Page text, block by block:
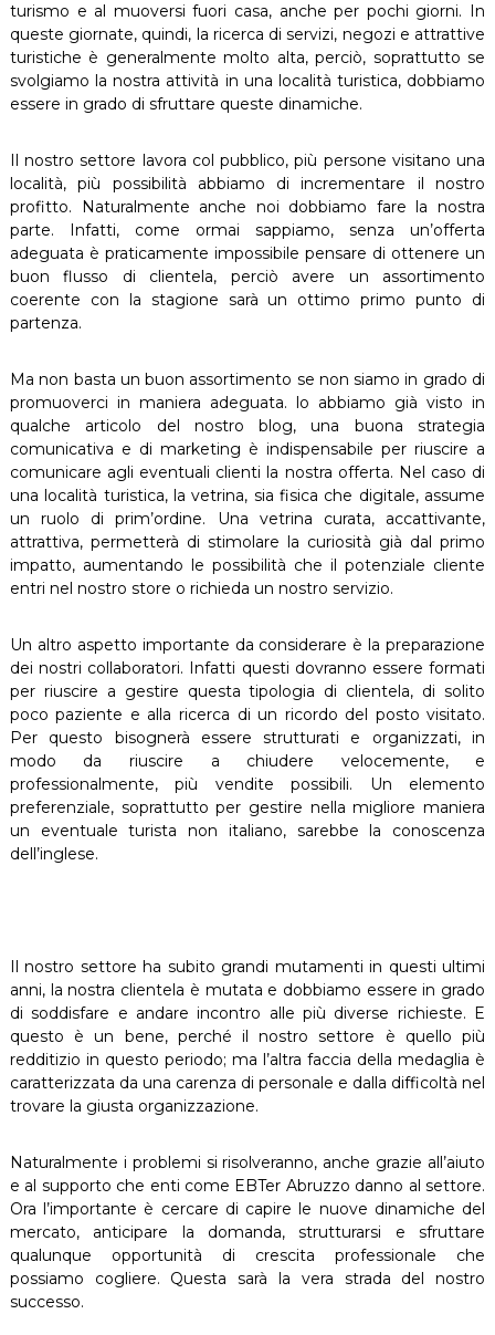
turismo e al muoversi fuori casa, anche per pochi giorni. In
queste giornate, quindi, la ricerca di servizi, negozi e attrattive
turistiche è generalmente molto alta, perciò, soprattutto se
svolgiamo la nostra attività in una località turistica, dobbiamo
essere in grado di sfruttare queste dinamiche.
Il nostro settore lavora col pubblico, più persone visitano una
località, più possibilità abbiamo di incrementare il nostro
profitto. Naturalmente anche noi dobbiamo fare la nostra
parte. Infatti, come ormai sappiamo, senza un’offerta
adeguata è praticamente impossibile pensare di ottenere un
buon flusso di clientela, perciò avere un assortimento
coerente con la stagione sarà un ottimo primo punto di
partenza.
Ma non basta un buon assortimento se non siamo in grado di
promuoverci in maniera adeguata. lo abbiamo già visto in
qualche articolo del nostro blog, una buona strategia
comunicativa e di marketing è indispensabile per riuscire a
comunicare agli eventuali clienti la nostra offerta. Nel caso di
una località turistica, la vetrina, sia fisica che digitale, assume
un ruolo di prim’ordine. Una vetrina curata, accattivante,
attrattiva, permetterà di stimolare la curiosità già dal primo
impatto, aumentando le possibilità che il potenziale cliente
entri nel nostro store o richieda un nostro servizio.
Un altro aspetto importante da considerare è la preparazione
dei nostri collaboratori. Infatti questi dovranno essere formati
per riuscire a gestire questa tipologia di clientela, di solito
poco paziente e alla ricerca di un ricordo del posto visitato.
Per questo bisognerà essere strutturati e organizzati, in
modo da riuscire a chiudere velocemente, e
professionalmente, più vendite possibili. Un elemento
preferenziale, soprattutto per gestire nella migliore maniera
un eventuale turista non italiano, sarebbe la conoscenza
dell’inglese.
Il nostro settore ha subito grandi mutamenti in questi ultimi
anni, la nostra clientela è mutata e dobbiamo essere in grado
di soddisfare e andare incontro alle più diverse richieste. E
questo è un bene, perché il nostro settore è quello più
redditizio in questo periodo; ma l’altra faccia della medaglia è
caratterizzata da una carenza di personale e dalla difficoltà nel
trovare la giusta organizzazione.
Naturalmente i problemi si risolveranno, anche grazie all’aiuto
e al supporto che enti come EBTer Abruzzo danno al settore.
Ora l’importante è cercare di capire le nuove dinamiche del
mercato, anticipare la domanda, strutturarsi e sfruttare
qualunque opportunità di crescita professionale che
possiamo cogliere. Questa sarà la vera strada del nostro
successo.